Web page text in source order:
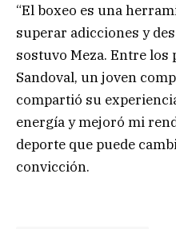
“El boxeo es una
superar adicciones y
sostuvo Meza. Entre los
Sandoval, un joven
compartió su
energía y mejoró mi
deporte que puede
convicción.